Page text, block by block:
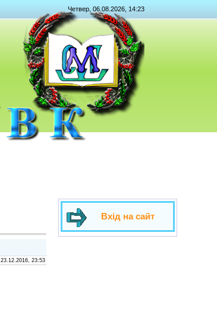
Четвер, 06.08.2026, 14:23
23.12.2016, 23:53
Вхід на сайт